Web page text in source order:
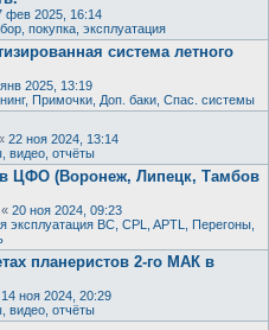
фев 2025, 16:14
покупка, эксплуатация
система летного
2025, 13:19
Примочки, Доп. баки, Спас. системы
22 ноя 2024, 13:14
видео, отчёты
в ЦФО (Воронеж, Липецк, Тамбов
« 20 ноя 2024, 09:23
эксплуатация ВС, CPL, APTL, Перегоны,
планеристов 2-го МАК в
14 ноя 2024, 20:29
видео, отчёты